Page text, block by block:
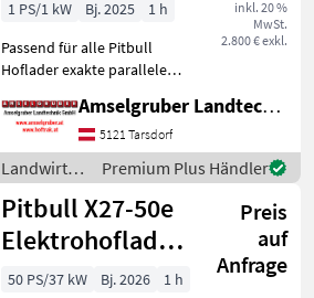
Schnellwechsler
inkl. 20 %
MwSt.
2.800 € exkl.
1 PS/1 kW Bj. 2025
1 h
Passend für alle Pitbull
Hoflader exakte parallele
dies realisiert ein
gewaltfreies kuppeln der
Kupplungen dadurch
entstehen auch keine B
Amselgruber Landtechnik GmbH
5121 Tarsdorf
Landwirtsch.
Motorfahrzeuge
/ Pitbull
Premium Plus Händler
Pitbull X27-50e
Elektrohoflader
- der Stärkste!
Preis
auf
Anfrage
50 PS/37 kW Bj. 2026
1 h